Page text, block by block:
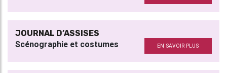
JOURNAL D’ASSISES
Scénographie et costumes EN SAVOIR PLUS